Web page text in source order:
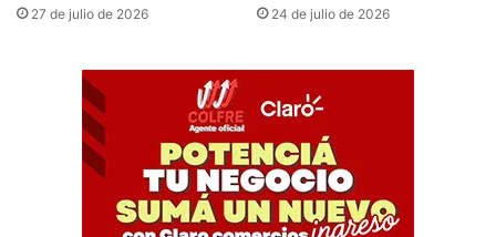
27 de julio de 2026 24 de julio de 2026